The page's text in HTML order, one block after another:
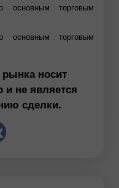
торговым
торговым
носит
не является
сделки.